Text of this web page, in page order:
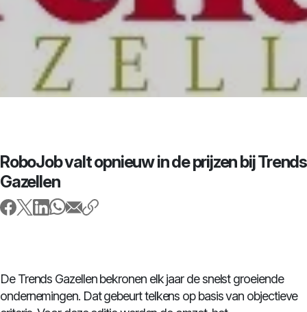
RoboJob valt opnieuw in de prijzen bij Trends
Gazellen
De Trends Gazellen bekronen elk jaar de snelst groeiende
ondernemingen. Dat gebeurt telkens op basis van objectieve